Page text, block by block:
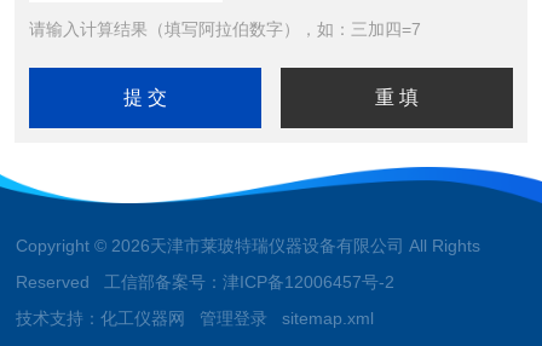
请输入计算结果（填写阿拉伯数字），如：三加四=7
Copyright © 2026天津市莱玻特瑞仪器设备有限公司 All Rights
Reserved 工信部备案号：津ICP备12006457号-2
技术支持：化工仪器网 管理登录 sitemap.xml